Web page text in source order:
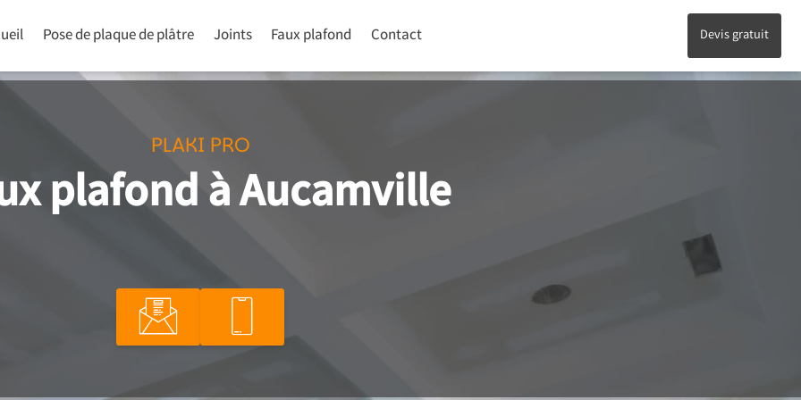
Pose de plaque de plâtre Joints Faux plafond Contact Devis gratuit
PLAKI PRO
plafond à Aucamville